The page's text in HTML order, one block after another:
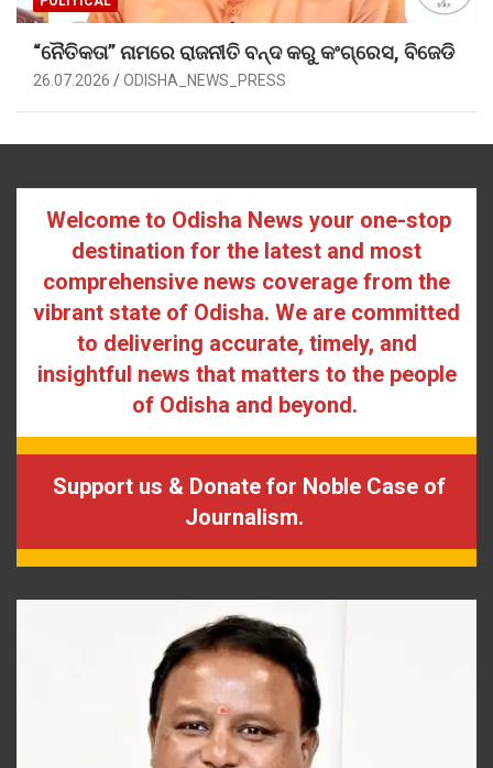
“ନୈତିକତା” ନାମରେ ରାଜନୀତି ବନ୍ଦ କରୁ କଂଗ୍ରେସ, ବିଜେଡି
26.07.2026 ODISHA_NEWS_PRESS
Welcome to Odisha News your one-stop
destination for the latest and most
comprehensive news coverage from the
vibrant state of Odisha. We are committed
to delivering accurate, timely, and
insightful news that matters to the people
of Odisha and beyond.
Support us & Donate for Noble Case of
Journalism.